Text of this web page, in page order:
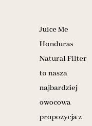
Juice Me
Honduras
Natural Filter
to nasza
najbardziej
owocowa
propozycja z